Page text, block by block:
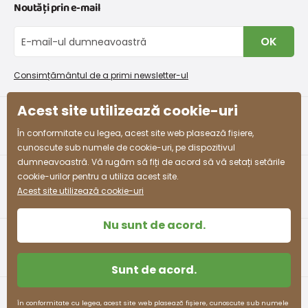
Mărimea UE 26 27 28 29 30 31 32
Dimensiune
în mm
Mărimea UE 35 36 37 38 39
Dimensiune
în mm
225 231
Retururi și reclamații
Schimb sau returnare gratuită
Procedura de reclamații
Despre noi
Program de afiliere
Colectarea bunurilor
Noutăți prin e-mail
OK
Consimțământul de a primi newsletter-ul
Acest site utilizează cookie-uri
În conformitate cu legea, acest site web plasează fișiere,
cunoscute sub numele de cookie-uri, pe dispozitivul
dumneavoastră. Vă rugăm să fiți de acord să vă setați setările
cookie-urilor pentru a utiliza acest site.
Acest site utilizează cookie-uri
Nu sunt de acord.
Sunt de acord.
În conformitate cu legea, acest site web plasează fișiere, cunoscute sub numele